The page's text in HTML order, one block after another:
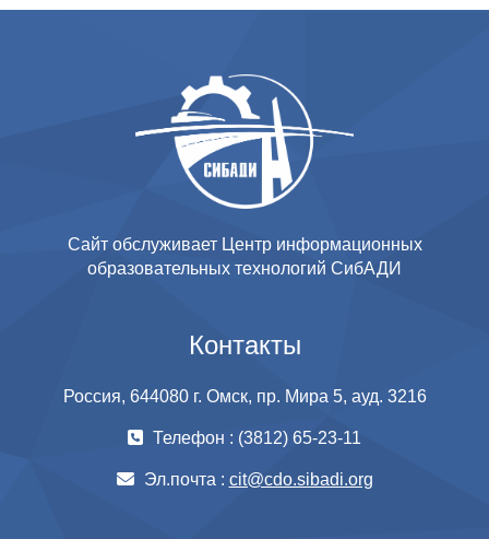
Сайт обслуживает Центр информационных
образовательных технологий СибАДИ
Контакты
Россия, 644080 г. Омск, пр. Мира 5, ауд. 3216
Телефон : (3812) 65-23-11
Эл.почта : cit@cdo.sibadi.org